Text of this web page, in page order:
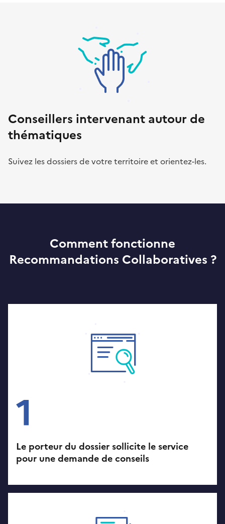
Conseillers intervenant autour de
thématiques
Suivez les dossiers de votre territoire et orientez-les.
Comment fonctionne
Recommandations Collaboratives ?
1
Le porteur du dossier sollicite le service
pour une demande de conseils